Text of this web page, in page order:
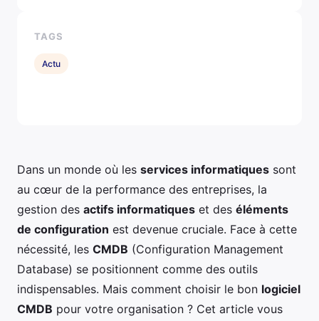
Dans un monde où les services informatiques sont
au cœur de la performance des entreprises, la
gestion des actifs informatiques et des éléments
de configuration est devenue cruciale. Face à cette
nécessité, les CMDB (Configuration Management
Database) se positionnent comme des outils
indispensables. Mais comment choisir le bon logiciel
CMDB pour votre organisation ? Cet article vous
TAGS
Actu